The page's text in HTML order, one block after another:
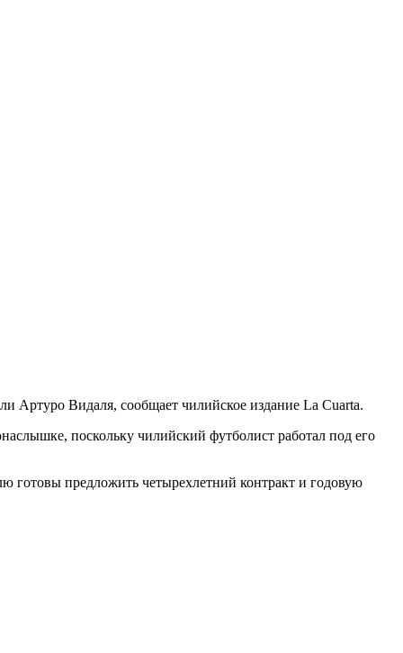
Артуро Видаля, сообщает чилийское издание La Cuarta.
поскольку чилийский футболист работал под его
готовы предложить четырехлетний контракт и годовую